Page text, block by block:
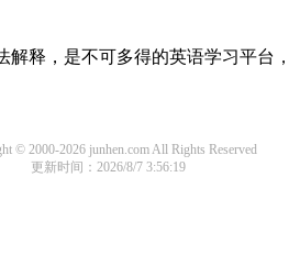
释，是不可多得的英语学习平台
© 2000-2026 junhen.com All Rights Reserved
更新时间：2026/8/7 3:56:19